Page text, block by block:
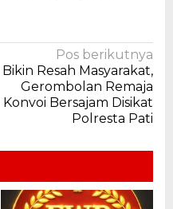
Pos berikutnya
Bikin Resah Masyarakat,
Gerombolan Remaja
Konvoi Bersajam Disikat
Polresta Pati